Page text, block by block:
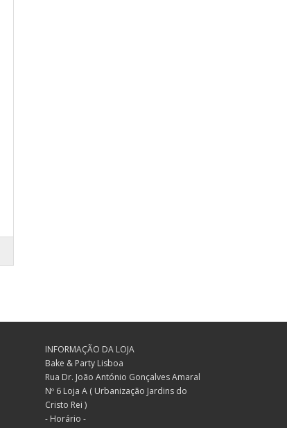
INFORMAÇÃO DA LOJA
Bake & Party Lisboa
Rua Dr. João António Gonçalves Amaral
Nº 6 Loja A ( Urbanização Jardins do
Cristo Rei )
- Horário -